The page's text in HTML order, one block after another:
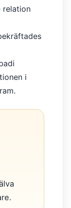
relation
i